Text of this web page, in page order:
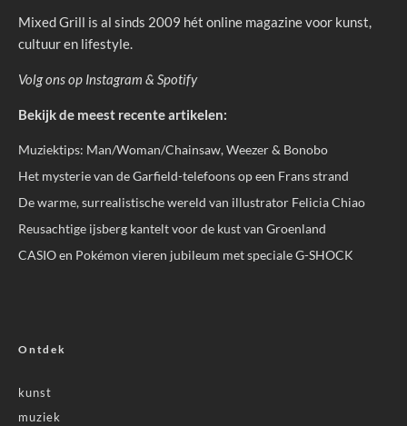
Mixed Grill is al sinds 2009 hét online magazine voor kunst,
cultuur en lifestyle.
Volg ons op Instagram & Spotify
Bekijk de meest recente artikelen:
Muziektips: Man/Woman/Chainsaw, Weezer & Bonobo
Het mysterie van de Garfield-telefoons op een Frans strand
De warme, surrealistische wereld van illustrator Felicia Chiao
Reusachtige ijsberg kantelt voor de kust van Groenland
CASIO en Pokémon vieren jubileum met speciale G-SHOCK
Ontdek
kunst
muziek